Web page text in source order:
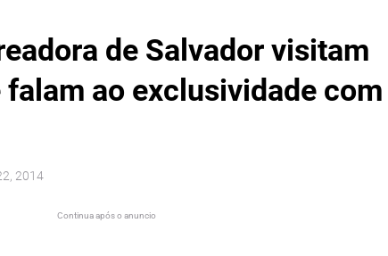
de Salvador visitam
falam ao exclusividade com
2014
Continua após o anuncio